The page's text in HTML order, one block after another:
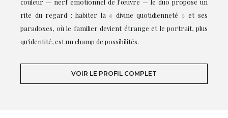
couleur — nerf émotionnel de l'œuvre — le duo propose un
rite du regard : habiter la « divine quotidienneté » et ses
paradoxes, où le familier devient étrange et le portrait, plus
qu'identité, est un champ de possibilités.
VOIR LE PROFIL COMPLET